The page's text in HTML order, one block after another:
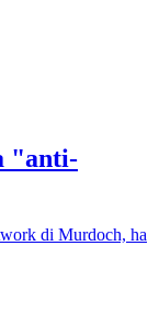
"anti-
di Murdoch, ha